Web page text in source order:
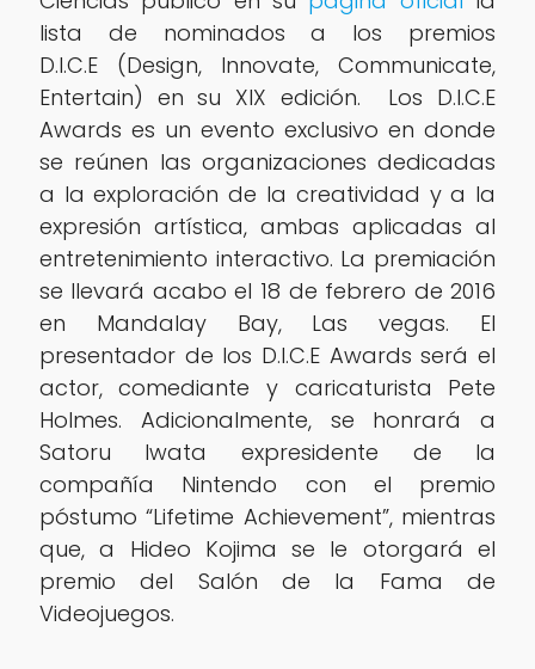
lista de nominados a los premios
D.I.C.E (Design, Innovate, Communicate,
Entertain) en su XIX edición. Los D.I.C.E
Awards es un evento exclusivo en donde
se reúnen las organizaciones dedicadas
a la exploración de la creatividad y a la
expresión artística, ambas aplicadas al
entretenimiento interactivo. La premiación
se llevará acabo el 18 de febrero de 2016
en Mandalay Bay, Las vegas. El
presentador de los D.I.C.E Awards será el
actor, comediante y caricaturista Pete
Holmes. Adicionalmente, se honrará a
Satoru Iwata expresidente de la
compañía Nintendo con el premio
póstumo “Lifetime Achievement”, mientras
que, a Hideo Kojima se le otorgará el
premio del Salón de la Fama de
Videojuegos.